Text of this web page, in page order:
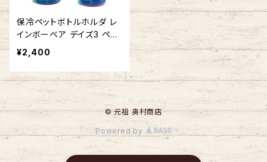
保冷ペットボトルホルダ レ
インボーベア デイズ3 ペッ
トボトルケース 今治タオル
の日本製
¥2,400
© 元祖 奥村商店
Powered by